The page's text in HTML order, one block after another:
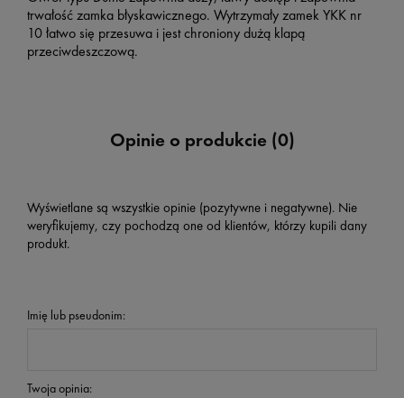
trwałość zamka błyskawicznego. Wytrzymały zamek YKK nr
10 łatwo się przesuwa i jest chroniony dużą klapą
przeciwdeszczową.
Opinie o produkcie (0)
Wyświetlane są wszystkie opinie (pozytywne i negatywne). Nie
weryfikujemy, czy pochodzą one od klientów, którzy kupili dany
produkt.
Imię lub pseudonim:
Twoja opinia: